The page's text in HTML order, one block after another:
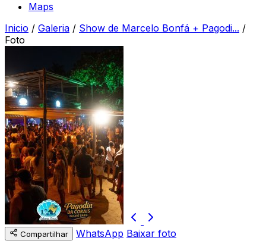
Maps
Inicio / Galeria / Show de Marcelo Bonfá + Pagodi... /
Foto
Compartilhar WhatsApp Baixar foto